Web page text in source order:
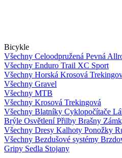
Bicykle
Všechny Celoodpružená Pevná
Všechny Enduro Trail XC Sport
Všechny Horská Krosová
Všechny Gravel
Všechny MTB
Všechny Krosová Trekingová
Všechny Blatníky Cyklopočítače
Brýle OsvětleníPřilby Brašny
Všechny Dresy Kalhoty Ponožky
Všechny Bezdušové systémy
Gripy Sedla Stojany